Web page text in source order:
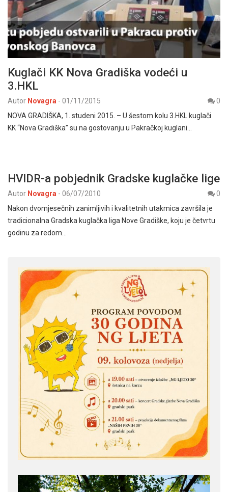
Kuglači KK Nova Gradiška vodeći u
3.HKL
Autor Novagra - 01/11/2015
0
NOVA GRADIŠKA, 1. studeni 2015. – U šestom kolu 3.HKL kuglači
KK “Nova Gradiška” su na gostovanju u Pakračkoj kuglani…
HVIDR-a pobjednik Gradske kuglačke lige
Autor Novagra - 06/07/2010
0
Nakon dvomjesečnih zanimljivih i kvalitetnih utakmica završila je
tradicionalna Gradska kuglačka liga Nove Gradiške, koju je četvrtu
godinu za redom…